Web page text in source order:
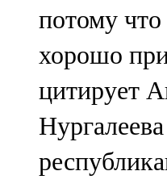
потому
хорошо
цитирует